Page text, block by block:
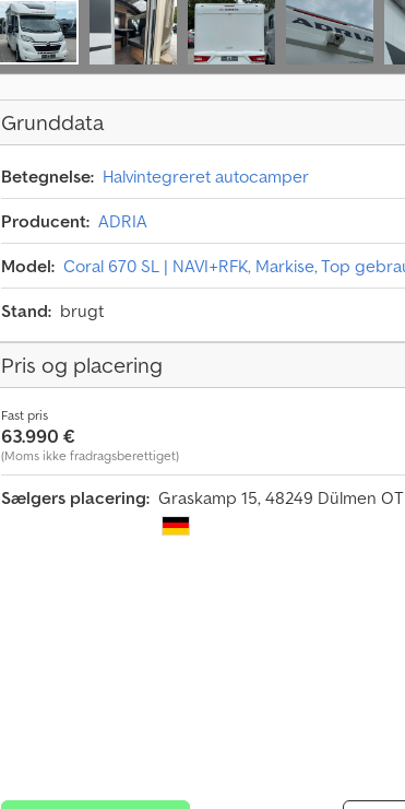
Grunddata
Betegnelse: Halvintegreret autocamper
Producent: ADRIA
Model: Coral 670 SL | NAVI+RFK, Markise, Top
Stand: brugt
Pris og placering
Fast pris
63.990 €
(Moms ikke fradragsberettiget)
Sælgers placering: Graskamp 15, 48249 Dülmen